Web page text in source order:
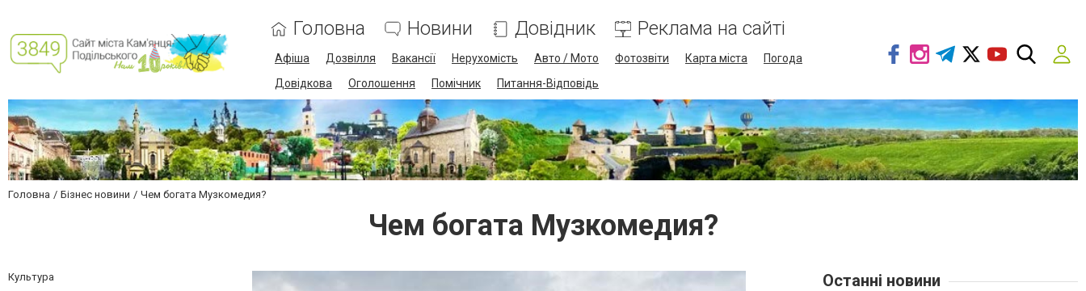
Головна Новини Довідник Реклама на сайті
Афіша Дозвілля Вакансії Нерухомість Авто / Мото Фотозвіти Карта міста
Погода
Довідкова
Оголошення Помічник Питання-Відповідь
Головна Бізнес новини Чем богата Музкомедия?
Чем богата Музкомедия?
Культура Останні новини